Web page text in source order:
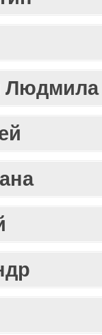
Людмила